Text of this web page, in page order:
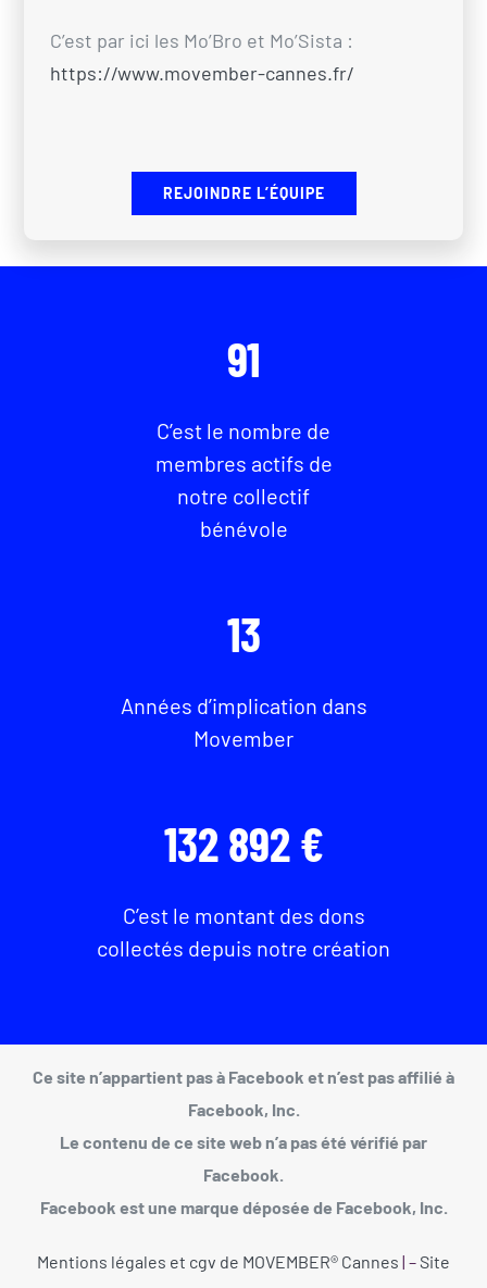
C’est par ici les Mo’Bro et Mo’Sista :
https://www.movember-cannes.fr/
REJOINDRE L’ÉQUIPE
91
C’est le nombre de
membres actifs de
notre collectif
bénévole
13
Années d’implication dans
Movember
132 892 €
C’est le montant des dons
collectés depuis notre création
Ce site n’appartient pas à Facebook et n’est pas affilié à
Facebook, Inc.
Le contenu de ce site web n’a pas été vérifié par
Facebook.
Facebook est une marque déposée de Facebook, Inc.
Mentions légales et cgv de MOVEMBER® Cannes | – Site